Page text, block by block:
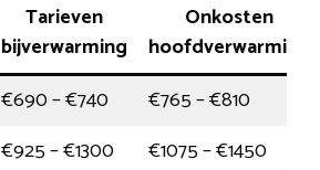
Tarieven
bijverwarming
Onkosten
hoofdverwarming
€690 – €740
€765 – €810
€925 – €1300
€1075 – €1450